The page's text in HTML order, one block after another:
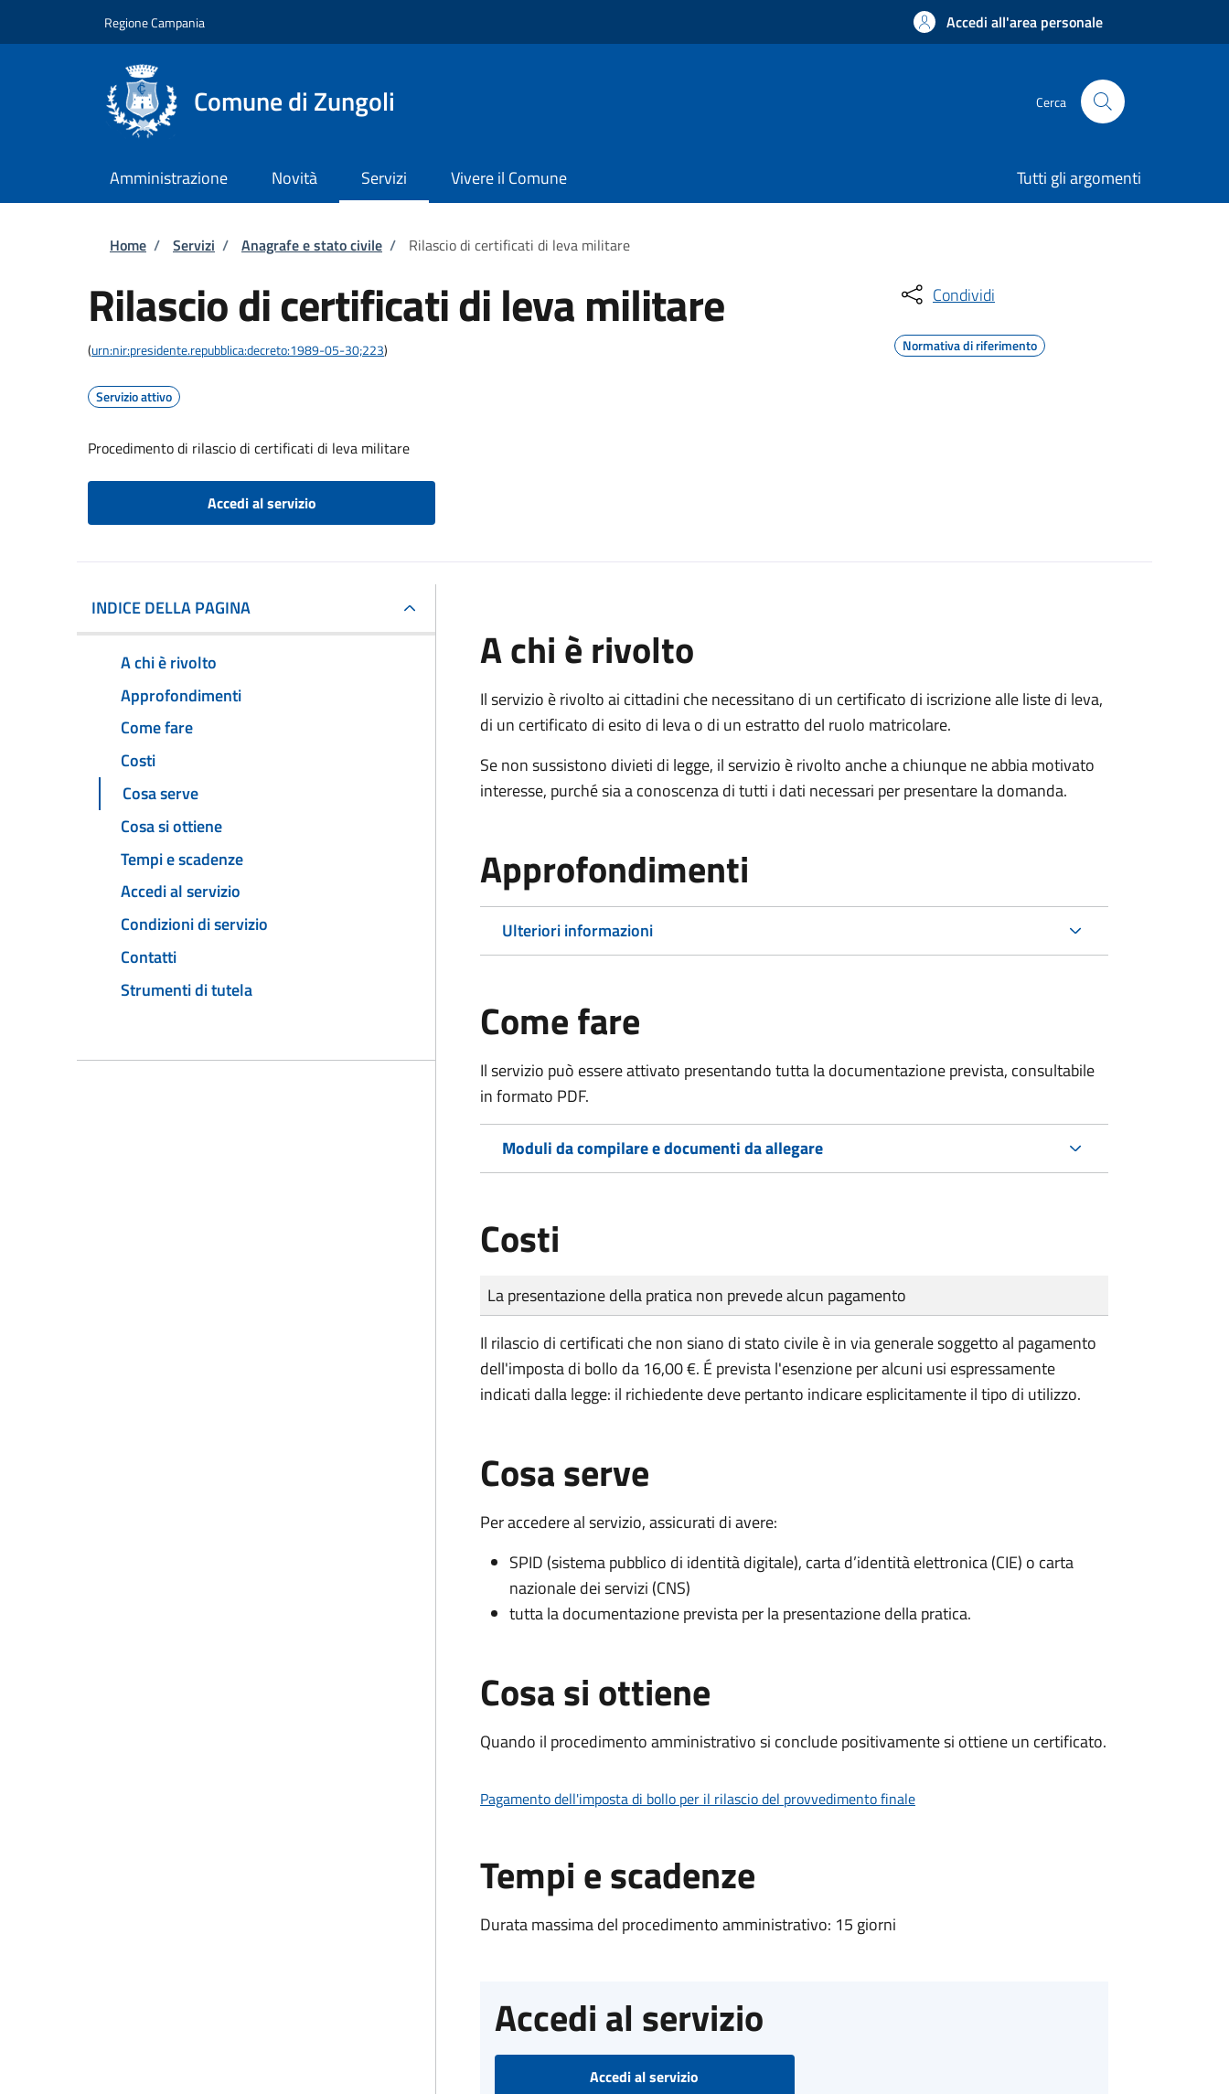
Regione Campania Accedi all'area personale
Comune di Zungoli Cerca
Amministrazione Novità Servizi Vivere il Comune Tutti gli argomenti
Briciole di pane
Home / Servizi / Anagrafe e stato civile / Rilascio di certificati di leva militare
Rilascio di certificati di leva militare
(urn:nir:presidente.repubblica:decreto:1989-05-30;223)
Servizio attivo
Procedimento di rilascio di certificati di leva militare
Accedi al servizio
Condividi
Normativa di riferimento
INDICE DELLA PAGINA
A chi è rivolto
Approfondimenti
Come fare
Costi
Cosa serve
Cosa si ottiene
Tempi e scadenze
Accedi al servizio
Condizioni di servizio
Contatti
Strumenti di tutela
A chi è rivolto
Il servizio è rivolto ai cittadini che necessitano di un certificato di iscrizione alle liste di leva,
di un certificato di esito di leva o di un estratto del ruolo matricolare.
Se non sussistono divieti di legge, il servizio è rivolto anche a chiunque ne abbia motivato
interesse, purché sia a conoscenza di tutti i dati necessari per presentare la domanda.
Approfondimenti
Ulteriori informazioni
Come fare
Il servizio può essere attivato presentando tutta la documentazione prevista, consultabile
in formato PDF.
Moduli da compilare e documenti da allegare
Costi
Tipo di pagamento
Importo
La presentazione della pratica non prevede alcun pagamento
Il rilascio di certificati che non siano di stato civile è in via generale soggetto al pagamento
dell'imposta di bollo da 16,00 €. É prevista l'esenzione per alcuni usi espressamente
indicati dalla legge: il richiedente deve pertanto indicare esplicitamente il tipo di utilizzo.
Cosa serve
Per accedere al servizio, assicurati di avere:
SPID (sistema pubblico di identità digitale), carta d’identità elettronica (CIE) o carta
nazionale dei servizi (CNS)
tutta la documentazione prevista per la presentazione della pratica.
Cosa si ottiene
Quando il procedimento amministrativo si conclude positivamente si ottiene un certificato.
Pagamento dell'imposta di bollo per il rilascio del provvedimento finale
Tempi e scadenze
Durata massima del procedimento amministrativo: 15 giorni
Accedi al servizio
Accedi al servizio